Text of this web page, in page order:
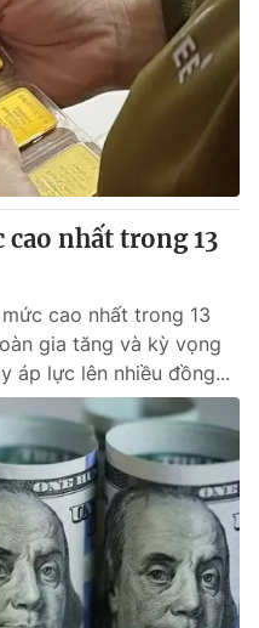
cao nhất trong 13
cao nhất trong 13
gia tăng và kỳ vọng
áp lực lên nhiều đồng...